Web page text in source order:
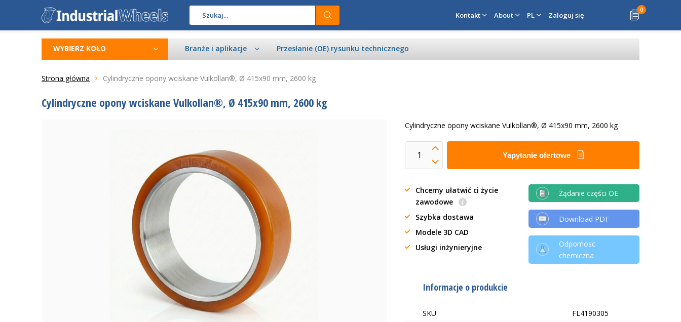
Kontakt About PL Zaloguj się
0
WYBIERZ KOŁO Branże i aplikacje Przesłanie (OE) rysunku technicznego
Strona główna Cylindryczne opony wciskane Vulkollan®, Ø 415x90 mm, 2600 kg
Cylindryczne opony wciskane Vulkollan®, Ø 415x90 mm, 2600 kg
Cylindryczne opony wciskane Vulkollan®, Ø 415x90 mm, 2600 kg
Yapytanie ofertowe
Chcemy ułatwić ci życie
zawodowe
Szybka dostawa
Modele 3D CAD
Usługi inżynieryjne
Żądanie części OE
Download PDF
Odpornosc
chemiczna
Informacje o produkcie
SKU
FL4190305